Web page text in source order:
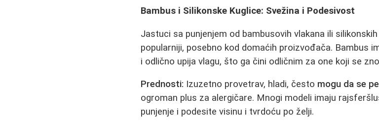
Bambus i Silikonske Kuglice: Svežina i Podesivost
Jastuci sa punjenjem od bambusovih vlakana ili
popularniji, posebno kod domaćih proizvođača. Bambus
i odlično upija vlagu, što ga čini odličnim za one koji se
Prednosti: Izuzetno provetrav, hladi, često mogu da se
ogroman plus za alergičare. Mnogi modeli imaju
punjenje i podesite visinu i tvrdoću po želji.